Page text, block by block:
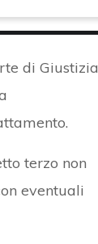
di Giustizia
terzo non
eventuali